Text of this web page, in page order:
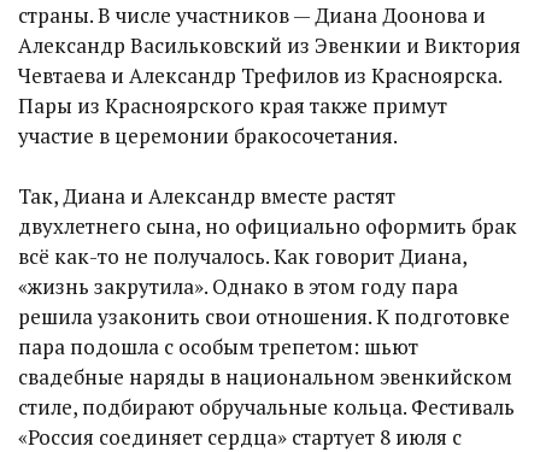
страны. В числе участников — Диана Доонова и
Александр Васильковский из Эвенкии и Виктория
Чевтаева и Александр Трефилов из Красноярска.
Пары из Красноярского края также примут
участие в церемонии бракосочетания.
Так, Диана и Александр вместе растят
двухлетнего сына, но официально оформить брак
всё как-то не получалось. Как говорит Диана,
«жизнь закрутила». Однако в этом году пара
решила узаконить свои отношения. К подготовке
пара подошла с особым трепетом: шьют
свадебные наряды в национальном эвенкийском
стиле, подбирают обручальные кольца. Фестиваль
«Россия соединяет сердца» стартует 8 июля с